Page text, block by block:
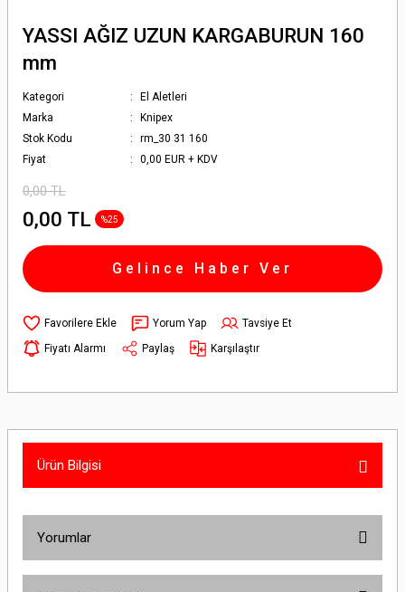
YASSI AĞIZ UZUN KARGABURUN 160
mm
Kategori
El Aletleri
Marka
Knipex
Stok Kodu
rm_30 31 160
Fiyat
0,00 EUR + KDV
0,00 TL
0,00 TL %25
Gelince Haber Ver
Yorum Yap
Tavsiye Et
Fiyatı Alarmı
Paylaş Karşılaştır
Ürün Bilgisi
Yorumlar